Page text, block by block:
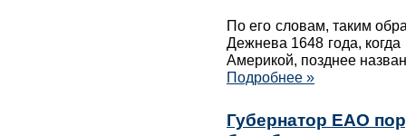
По его словам, таким
Дежнева 1648 года,
Америкой, позднее
Подробнее »
Губернатор ЕАО